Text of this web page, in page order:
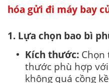
hóa gửi đi máy bay
1. Lựa chọn bao bì
Kích thước: Chọn
thước phù hợp
không quá cồng